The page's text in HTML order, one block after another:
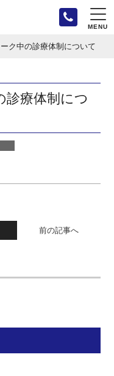
MENU
ク中の診療体制について
診療体制につ
前の記事へ